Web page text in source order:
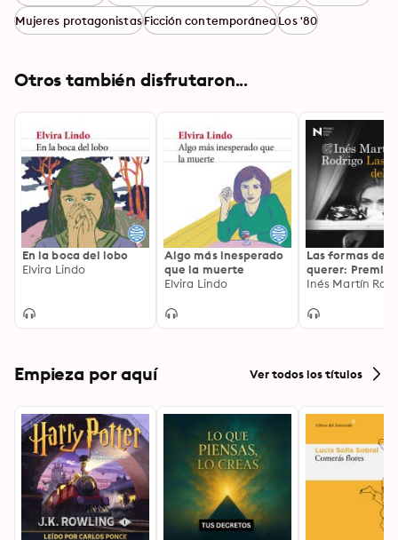
Mujeres protagonistasFicción contemporáneaLos '80
Otros también disfrutaron...
En la boca del lobo
Elvira Lindo
Algo más inesperado
que la muerte
Elvira Lindo
Las formas del
querer: Premio
de Novela 2022
Inés Martín
Empieza por aquí Ver todos los títulos